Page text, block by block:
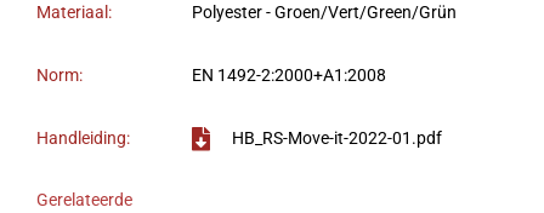
Materiaal: Polyester - Groen/Vert/Green/Grün
Norm: EN 1492-2:2000+A1:2008
Handleiding: HB_RS-Move-it-2022-01.pdf
Gerelateerde